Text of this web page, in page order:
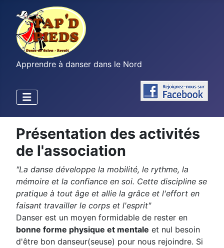
Apprendre à danser dans le Nord
Présentation des activités
de l'association
"La danse développe la mobilité, le rythme, la
mémoire et la confiance en soi. Cette discipline se
pratique à tout âge et allie la grâce et l'effort en
faisant travailler le corps et l'esprit"
Danser est un moyen formidable de rester en
bonne forme physique et mentale et nul besoin
d'être bon danseur(seuse) pour nous rejoindre. Si